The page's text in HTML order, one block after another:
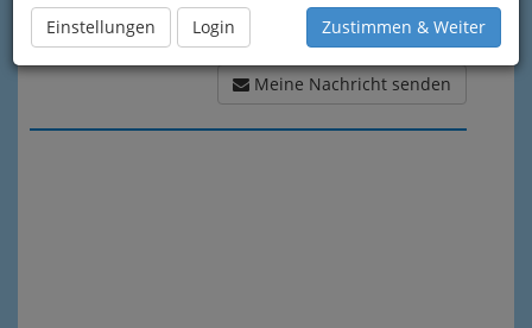
Einstellungen Login Zustimmen & Weiter
Meine Nachricht senden